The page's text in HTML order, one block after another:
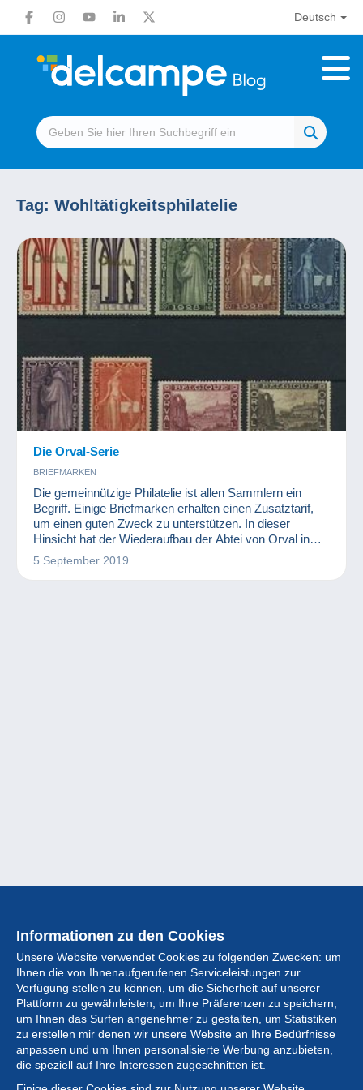
Deutsch
Tag: Wohltätigkeitsphilatelie
Die Orval-Serie
BRIEFMARKEN
Die gemeinnützige Philatelie ist allen Sammlern ein
Begriff. Einige Briefmarken erhalten einen Zusatztarif,
um einen guten Zweck zu unterstützen. In dieser
Hinsicht hat der Wiederaufbau der Abtei von Orval in
Belgien der Philatelie viel zu verdanken.
5 September 2019
Informationen zu den Cookies
Unsere Website verwendet Cookies zu folgenden Zwecken: um
Ihnen die von Ihnenaufgerufenen Serviceleistungen zur
Verfügung stellen zu können, um die Sicherheit auf unserer
Plattform zu gewährleisten, um Ihre Präferenzen zu speichern,
um Ihnen das Surfen angenehmer zu gestalten, um Statistiken
zu erstellen mir denen wir unsere Website an Ihre Bedürfnisse
anpassen und um Ihnen personalisierte Werbung anzubieten,
die speziell auf Ihre Interessen zugeschnitten ist.
Sammlung